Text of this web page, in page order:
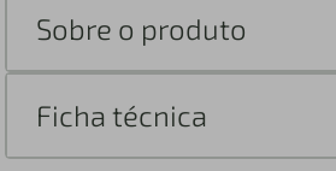
Sobre o produto
Ficha técnica